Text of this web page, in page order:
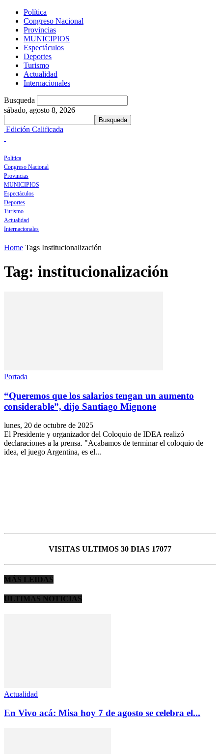
Política
Congreso Nacional
Provincias
MUNICIPIOS
Espectáculos
Deportes
Turismo
Actualidad
Internacionales
Busqueda
sábado, agosto 8, 2026
Edición Calificada
Política
Congreso Nacional
Provincias
MUNICIPIOS
Espectáculos
Deportes
Turismo
Actualidad
Internacionales
Home Tags Institucionalización
Tag: institucionalización
Portada
“Queremos que los salarios tengan un aumento
considerable”, dijo Santiago Mignone
lunes, 20 de octubre de 2025
El Presidente y organizador del Coloquio de IDEA realizó
declaraciones a la prensa. "Acabamos de terminar el coloquio de
idea, el juego Argentina, es el...
VISITAS ULTIMOS 30 DIAS 17077
MÁS LEIDAS
ULTIMAS NOTICIAS
Actualidad
En Vivo acá: Misa hoy 7 de agosto se celebra el...